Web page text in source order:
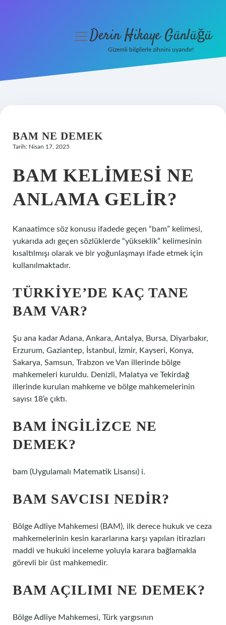
Hakkımızda
menüyüDerin Hikaye Günlüğü
Gizemli bilgilerle zihnini uyandır!
BAM NE DEMEK
Tarih: Nisan 17, 2025
BAM KELIMESI NE
ANLAMA GELIR?
Kanaatimce söz konusu ifadede geçen “bam” kelimesi,
yukarıda adı geçen sözlüklerde “yükseklik” kelimesinin
kısaltılmışı olarak ve bir yoğunlaşmayı ifade etmek için
kullanılmaktadır.
TÜRKIYE’DE KAÇ TANE
BAM VAR?
Şu ana kadar Adana, Ankara, Antalya, Bursa, Diyarbakır,
Erzurum, Gaziantep, İstanbul, İzmir, Kayseri, Konya,
Sakarya, Samsun, Trabzon ve Van illerinde bölge
mahkemeleri kuruldu. Denizli, Malatya ve Tekirdağ
illerinde kurulan mahkeme ve bölge mahkemelerinin
sayısı 18’e çıktı.
BAM INGILIZCE NE
DEMEK?
bam (Uygulamalı Matematik Lisansı) i.
BAM SAVCISI NEDIR?
Bölge Adliye Mahkemesi (BAM), ilk derece hukuk ve ceza
mahkemelerinin kesin kararlarına karşı yapılan itirazları
maddi ve hukuki inceleme yoluyla karara bağlamakla
görevli bir üst mahkemedir.
BAM AÇILIMI NE DEMEK?
Bölge Adliye Mahkemesi, Türk yargısının